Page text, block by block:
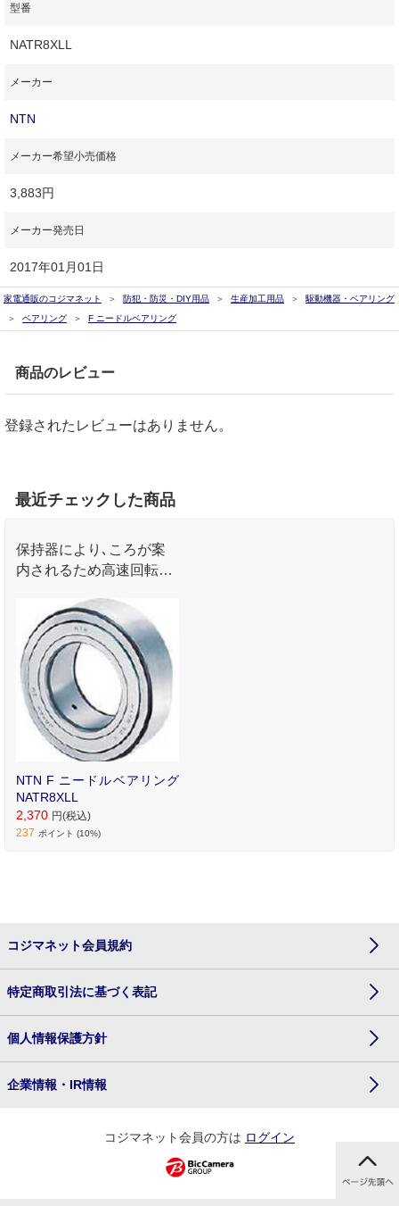
型番
NATR8XLL
メーカー
NTN
メーカー希望小売価格
3,883円
メーカー発売日
2017年01月01日
家電通販のコジマネット 防犯・防災・DIY用品 生産加工用品
駆動機器・ベアリング
ベアリング
F ニードルベアリング
商品のレビュー
登録されたレビューはありません。
最近チェックした商品
保持器により､ころが案
内されるため高速回転の
NTN F ニードルベアリング
NATR8XLL
2,370 円(税込)
237 ポイント (10%)
コジマネット会員規約
特定商取引法に基づく表記
個人情報保護方針
企業情報・IR情報
コジマネット会員の方は ログイン